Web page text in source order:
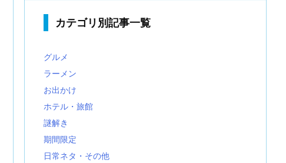
カテゴリ別記事一覧
グルメ
ラーメン
お出かけ
ホテル・旅館
謎解き
期間限定
日常ネタ・その他